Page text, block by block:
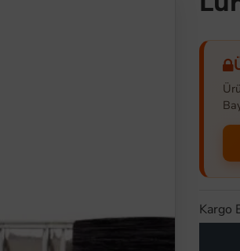
Kargo